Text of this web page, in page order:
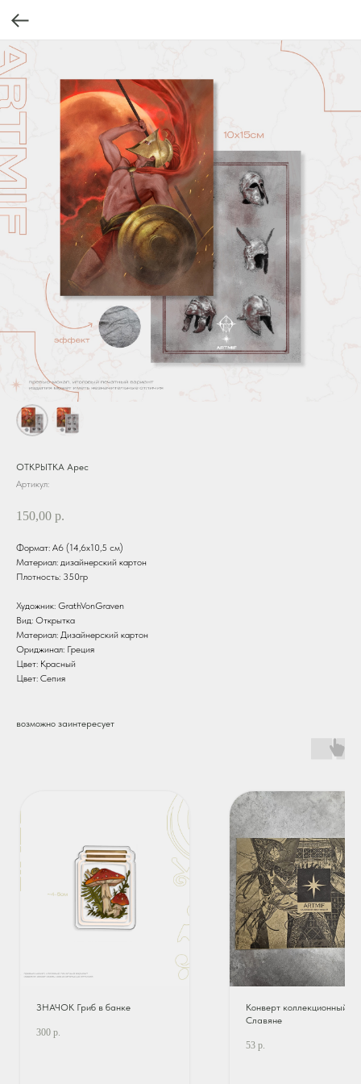
ОТКРЫТКА Арес
Артикул:
150,00 р.
Формат: А6 (14,6х10,5 см)
Материал: дизайнерский картон
Плотность: 350гр
Художник: GrathVonGraven
Вид: Открытка
Материал: Дизайнерский картон
Ориджинал: Греция
Цвет: Красный
Цвет: Сепия
возможно заинтересует
ЗНАЧОК Гриб в банке
300 р.
Конверт коллекционный |
Славяне
53 р.